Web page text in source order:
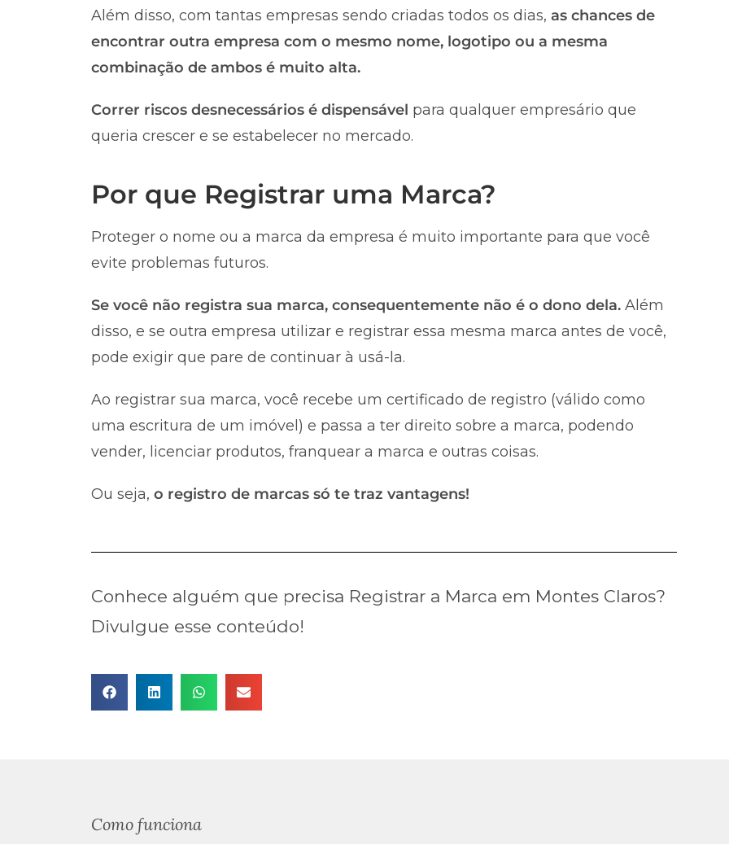
Além disso, com tantas empresas sendo criadas todos os dias, as chances de
encontrar outra empresa com o mesmo nome, logotipo ou a mesma
combinação de ambos é muito alta.
Correr riscos desnecessários é dispensável para qualquer empresário que
queria crescer e se estabelecer no mercado.
Por que Registrar uma Marca?
Proteger o nome ou a marca da empresa é muito importante para que você
evite problemas futuros.
Se você não registra sua marca, consequentemente não é o dono dela. Além
disso, e se outra empresa utilizar e registrar essa mesma marca antes de você,
pode exigir que pare de continuar à usá-la.
Ao registrar sua marca, você recebe um certificado de registro (válido como
uma escritura de um imóvel) e passa a ter direito sobre a marca, podendo
vender, licenciar produtos, franquear a marca e outras coisas.
Ou seja, o registro de marcas só te traz vantagens!
Conhece alguém que precisa Registrar a Marca em Montes Claros?
Divulgue esse conteúdo!
Como funciona